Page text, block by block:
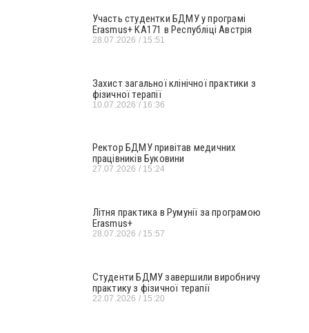
Участь студентки БДМУ у програмі
Erasmus+ KA171 в Республіці Австрія
28.07.2026 15:51
Захист загальної клінічної практики з
фізичної терапії
10.07.2026 16:36
Ректор БДМУ привітав медичних
працівників Буковини
27.07.2026 15:24
Літня практика в Румунії за програмою
Erasmus+
28.07.2026 15:57
Студенти БДМУ завершили виробничу
практику з фізичної терапії
22.07.2026 15:20